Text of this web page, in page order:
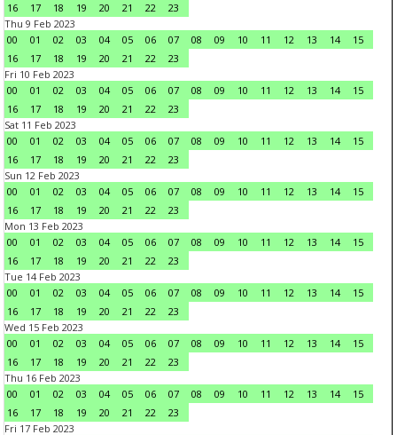
16
17 18 19 20 21 22
23
Thu 9 Feb 2023
00
01 02 03 04 05 06 07 08 09 10 11 12 13 14
15
16
17 18 19 20 21 22
23
Fri 10 Feb 2023
00
01 02 03 04 05 06 07 08 09 10 11 12 13 14
15
16
17 18 19 20 21 22
23
Sat 11 Feb 2023
00
01 02 03 04 05 06 07 08 09 10 11 12 13 14
15
16
17 18 19 20 21 22
23
Sun 12 Feb 2023
00
01 02 03 04 05 06 07 08 09 10 11 12 13 14
15
16
17 18 19 20 21 22
23
Mon 13 Feb 2023
00
01 02 03 04 05 06 07 08 09 10 11 12 13 14
15
16
17 18 19 20 21 22
23
Tue 14 Feb 2023
00
01 02 03 04 05 06 07 08 09 10 11 12 13 14
15
16
17 18 19 20 21 22
23
Wed 15 Feb 2023
00
01 02 03 04 05 06 07 08 09 10 11 12 13 14
15
16
17 18 19 20 21 22
23
Thu 16 Feb 2023
00
01 02 03 04 05 06 07 08 09 10 11 12 13 14
15
16
17 18 19 20 21 22
23
Fri 17 Feb 2023